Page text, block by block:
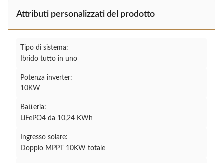
Attributi personalizzati del prodotto
Tipo di sistema:
Ibrido tutto in uno
Potenza inverter:
10KW
Batteria:
LiFePO4 da 10,24 KWh
Ingresso solare:
Doppio MPPT 10KW totale